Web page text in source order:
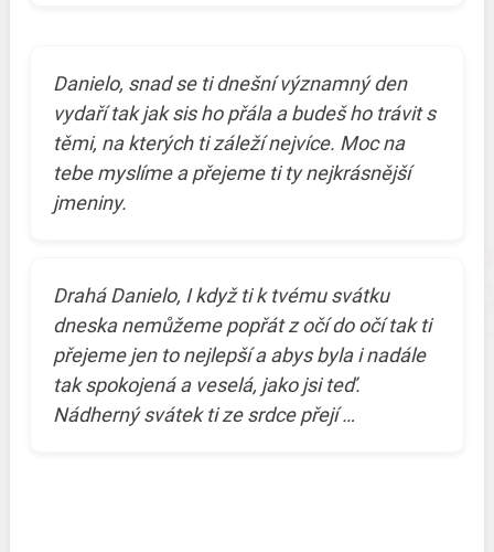
Danielo, snad se ti dnešní významný den
vydaří tak jak sis ho přála a budeš ho trávit s
těmi, na kterých ti záleží nejvíce. Moc na
tebe myslíme a přejeme ti ty nejkrásnější
jmeniny.
Drahá Danielo, I když ti k tvému svátku
dneska nemůžeme popřát z očí do očí tak ti
přejeme jen to nejlepší a abys byla i nadále
tak spokojená a veselá, jako jsi teď.
Nádherný svátek ti ze srdce přejí …